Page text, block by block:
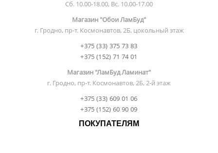
Сб. 10.00-18.00, Вс. 10.00-17.00
Магазин "Обои ЛамБуд"
г. Гродно, пр-т. Космонавтов, 2Б, цокольный этаж
+375 (33) 375 73 83
+375 (152) 71 74 01
Магазин "ЛамБуд Ламинат"
г. Гродно, пр-т. Космонавтов, 2Б, 2-й этаж
+375 (33) 609 01 06
+375 (152) 60 90 09
ПОКУПАТЕЛЯМ